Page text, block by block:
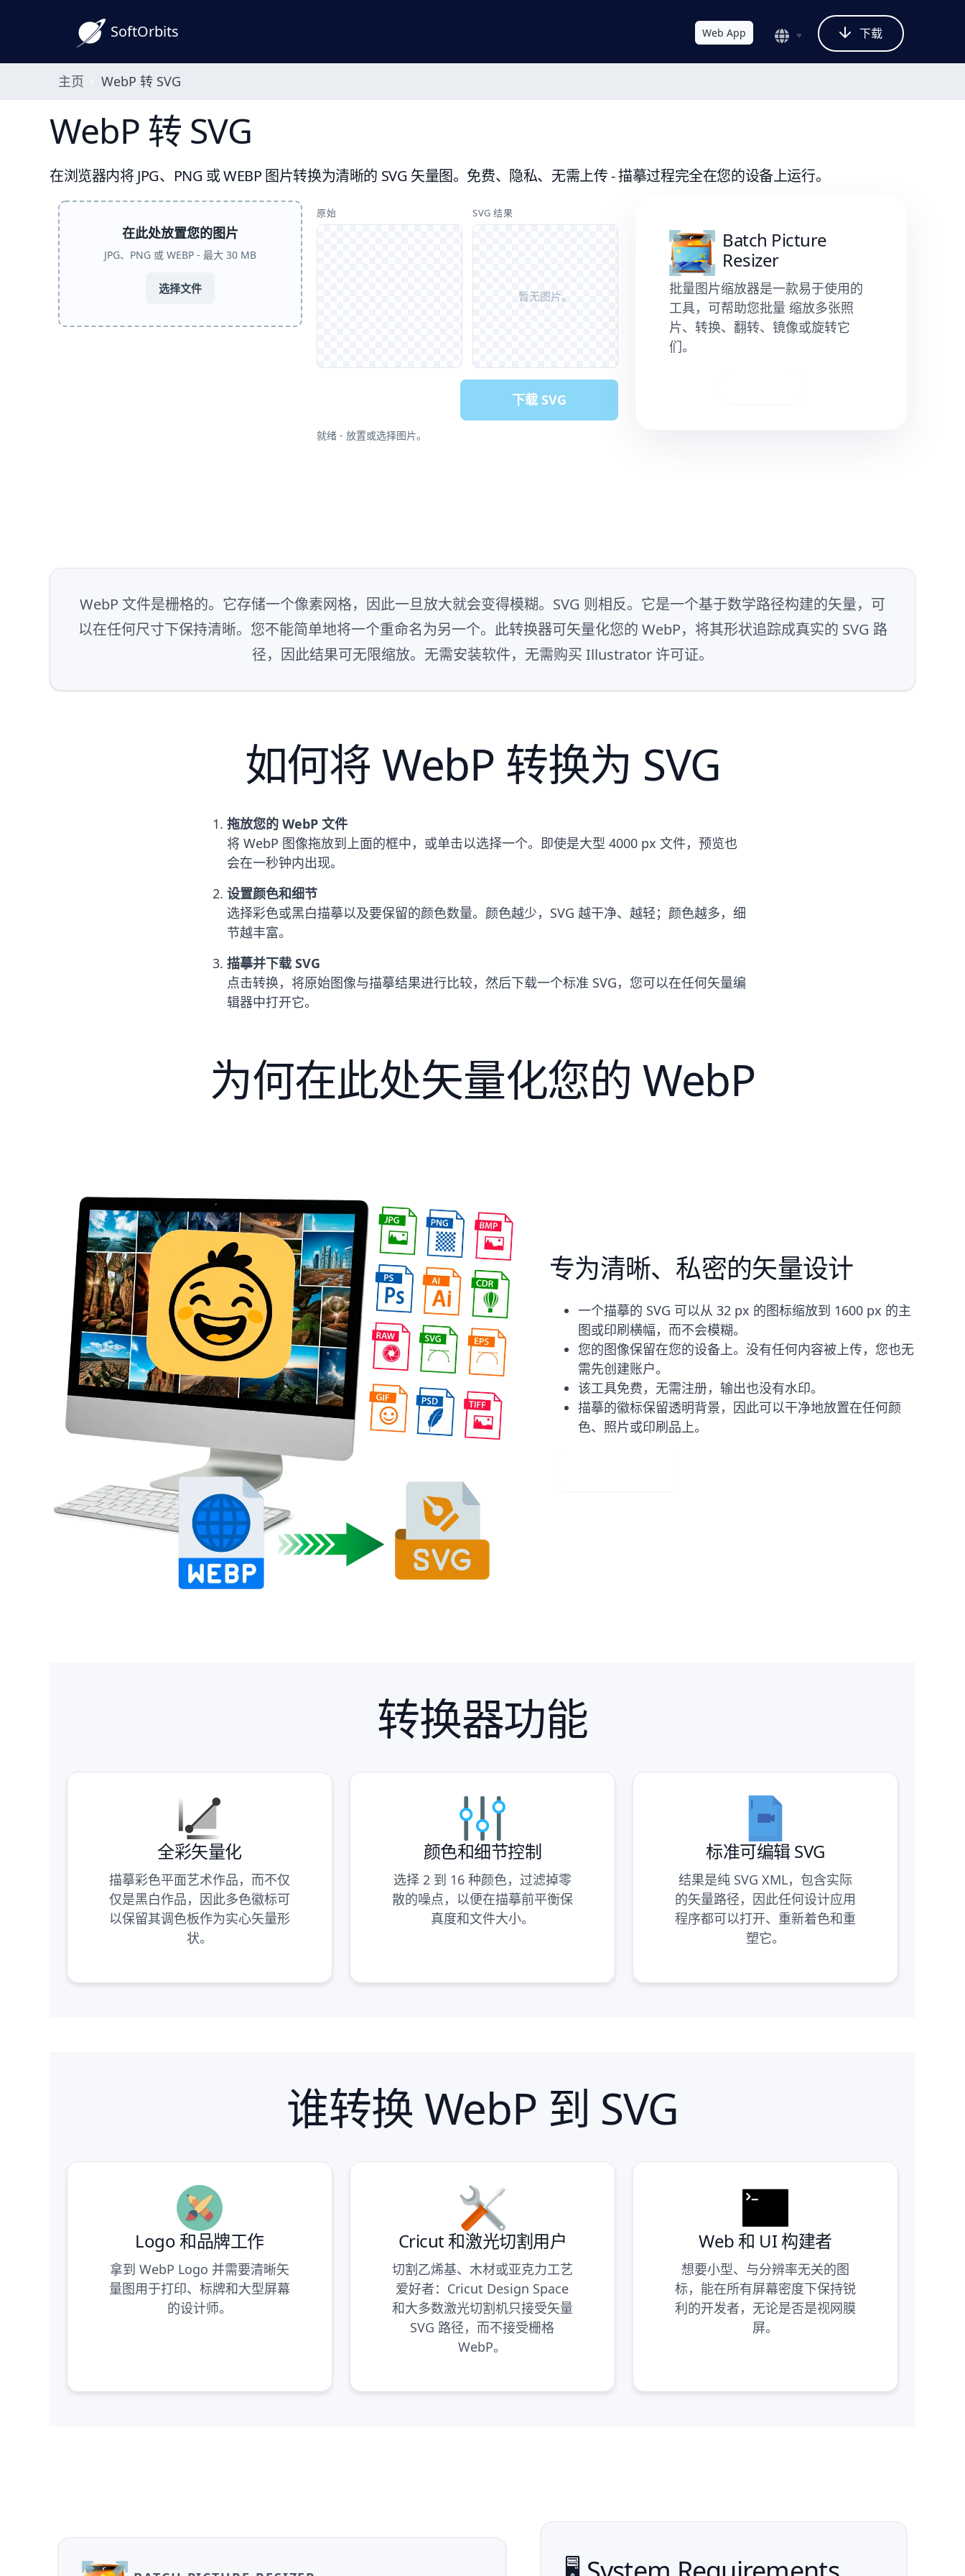
SoftOrbits 下载
Web App
主页 WebP 转 SVG
WebP 转 SVG
在浏览器内将 JPG、PNG 或 WEBP 图片转换为清晰的 SVG 矢量图。免费、隐私、无需上传 - 描摹过程完全在您的设备上运行。
在此处放置您的图片
JPG、PNG 或 WEBP - 最大 30 MB
选择文件
原始 SVG 结果
暂无图片。
下载 SVG
就绪 - 放置或选择图片。
Batch Picture
Resizer
批量图片缩放器是一款易于使用的
工具，可帮助您批量 缩放多张照
片、转换、翻转、镜像或旋转它
们。
WebP 文件是栅格的。它存储一个像素网格，因此一旦放大就会变得模糊。SVG 则相反。它是一个基于数学路径构建的矢量，可
以在任何尺寸下保持清晰。您不能简单地将一个重命名为另一个。此转换器可矢量化您的 WebP，将其形状追踪成真实的 SVG 路
径，因此结果可无限缩放。无需安装软件，无需购买 Illustrator 许可证。
如何将 WebP 转换为 SVG
拖放您的 WebP 文件
将 WebP 图像拖放到上面的框中，或单击以选择一个。即使是大型 4000 px 文件，预览也
会在一秒钟内出现。
设置颜色和细节
选择彩色或黑白描摹以及要保留的颜色数量。颜色越少，SVG 越干净、越轻；颜色越多，细
节越丰富。
描摹并下载 SVG
点击转换，将原始图像与描摹结果进行比较，然后下载一个标准 SVG，您可以在任何矢量编
辑器中打开它。
为何在此处矢量化您的 WebP
专为清晰、私密的矢量设计
一个描摹的 SVG 可以从 32 px 的图标缩放到 1600 px 的主
图或印刷横幅，而不会模糊。
您的图像保留在您的设备上。没有任何内容被上传，您也无
需先创建账户。
该工具免费，无需注册，输出也没有水印。
描摹的徽标保留透明背景，因此可以干净地放置在任何颜
色、照片或印刷品上。
转换器功能
全彩矢量化
描摹彩色平面艺术作品，而不仅
仅是黑白作品，因此多色徽标可
以保留其调色板作为实心矢量形
状。
颜色和细节控制
选择 2 到 16 种颜色，过滤掉零
散的噪点，以便在描摹前平衡保
真度和文件大小。
标准可编辑 SVG
结果是纯 SVG XML，包含实际
的矢量路径，因此任何设计应用
程序都可以打开、重新着色和重
塑它。
谁转换 WebP 到 SVG
Logo 和品牌工作
拿到 WebP Logo 并需要清晰矢
量图用于打印、标牌和大型屏幕
的设计师。
Cricut 和激光切割用户
切割乙烯基、木材或亚克力工艺
爱好者：Cricut Design Space
和大多数激光切割机只接受矢量
SVG 路径，而不接受栅格
WebP。
Web 和 UI 构建者
想要小型、与分辨率无关的图
标，能在所有屏幕密度下保持锐
利的开发者，无论是否是视网膜
屏。